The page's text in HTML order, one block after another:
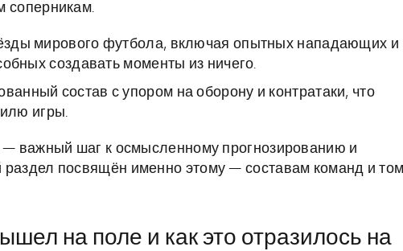
соперникам.
мирового футбола, включая опытных нападающих и
создавать моменты из ничего.
состав с упором на оборону и контратаки, что
игры.
— важный шаг к осмысленному прогнозированию и
посвящён именно этому — составам команд и
на поле и как это отразилось на